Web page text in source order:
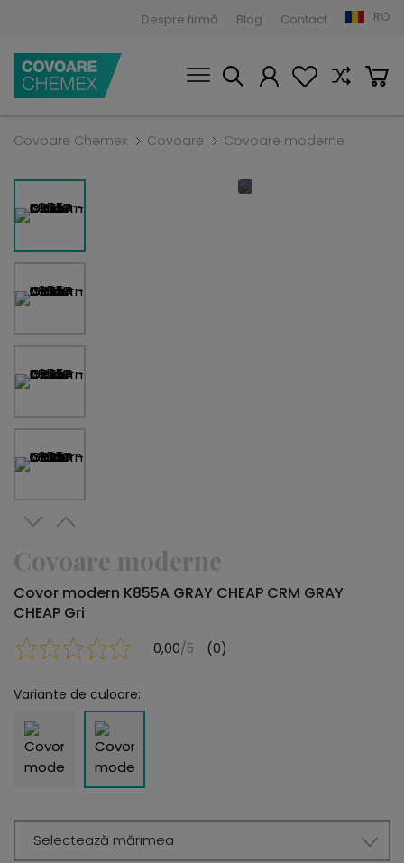
Despre firmă Blog Contact RO
Covoare Chemex Covoare Covoare moderne
Covoare moderne
Covor modern K855A GRAY CHEAP CRM GRAY
CHEAP Gri
0,00/5 (0)
Variante de culoare:
Selectează mărimea